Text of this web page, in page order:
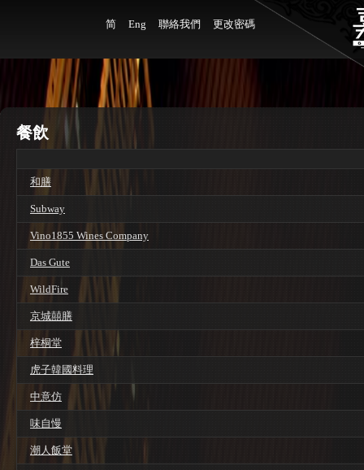
简 Eng 聯絡我們 更改密碼
餐飲
和膳
Subway
Vino1855 Wines Company
Das Gute
WildFire
京城囍膳
梓桐堂
虎子韓國料理
中意仿
味自慢
潮人飯堂